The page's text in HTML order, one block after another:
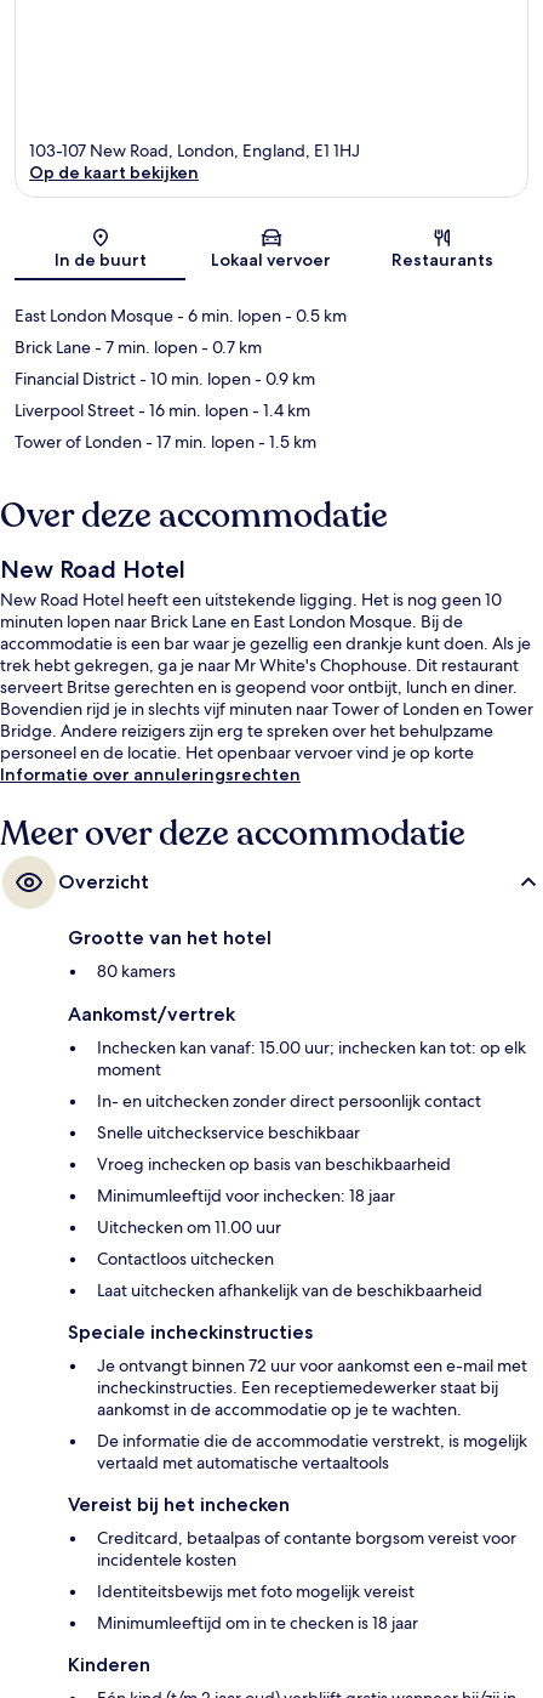
Kaart
103-107 New Road, London, England, E1 1HJ
Op de kaart bekijken
In de buurt Lokaal vervoer Restaurants
East London Mosque- 6 min. lopen- 0.5 km
Brick Lane- 7 min. lopen- 0.7 km
Financial District- 10 min. lopen- 0.9 km
Liverpool Street- 16 min. lopen- 1.4 km
Tower of Londen- 17 min. lopen- 1.5 km
Over deze accommodatie
New Road Hotel
New Road Hotel heeft een uitstekende ligging. Het is nog geen 10
minuten lopen naar Brick Lane en East London Mosque. Bij de
accommodatie is een bar waar je gezellig een drankje kunt doen. Als je
trek hebt gekregen, ga je naar Mr White's Chophouse. Dit restaurant
serveert Britse gerechten en is geopend voor ontbijt, lunch en diner.
Bovendien rijd je in slechts vijf minuten naar Tower of Londen en Tower
Bridge. Andere reizigers zijn erg te spreken over het behulpzame
personeel en de locatie. Het openbaar vervoer vind je op korte
loopafstand: het is 4 minuten lopen naar Whitechapel Underground
Informatie over annuleringsrechten
Meer over deze accommodatie
Overzicht
Grootte van het hotel
80 kamers
Aankomst/vertrek
Inchecken kan vanaf: 15.00 uur; inchecken kan tot: op elk
moment
In- en uitchecken zonder direct persoonlijk contact
Snelle uitcheckservice beschikbaar
Vroeg inchecken op basis van beschikbaarheid
Minimumleeftijd voor inchecken: 18 jaar
Uitchecken om 11.00 uur
Contactloos uitchecken
Laat uitchecken afhankelijk van de beschikbaarheid
Speciale incheckinstructies
Je ontvangt binnen 72 uur voor aankomst een e-mail met
incheckinstructies. Een receptiemedewerker staat bij
aankomst in de accommodatie op je te wachten.
De informatie die de accommodatie verstrekt, is mogelijk
vertaald met automatische vertaaltools
Vereist bij het inchecken
Creditcard, betaalpas of contante borgsom vereist voor
incidentele kosten
Identiteitsbewijs met foto mogelijk vereist
Minimumleeftijd om in te checken is 18 jaar
Kinderen